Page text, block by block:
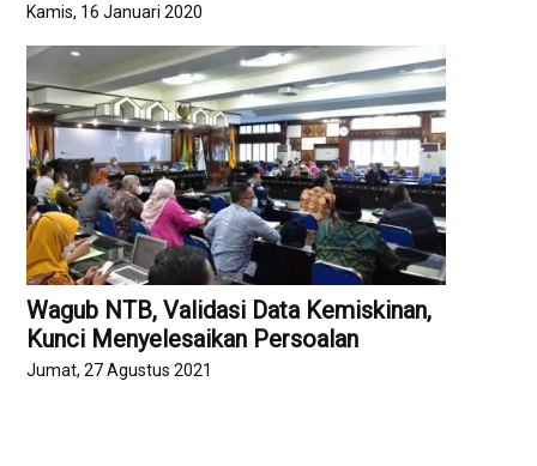
Kamis, 16 Januari 2020
Wagub NTB, Validasi Data Kemiskinan,
Kunci Menyelesaikan Persoalan
Jumat, 27 Agustus 2021